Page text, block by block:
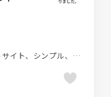
かわいい、イラスト、カラフル、コーポレートサイト、シンプル、ナチュラル、ブランド・サービスサイト、ホワイト系、旅行・ホテル・観光